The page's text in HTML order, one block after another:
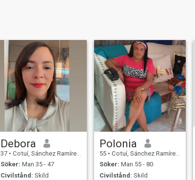
Debora
37 • Cotuí, Sánchez Ramírez, Dominikanska Rep.
Söker: Man 35 - 47
Civilstånd: Skild
Polonia
55 • Cotuí, Sánchez Ramírez, Dominikanska Rep.
Söker: Man 55 - 80
Civilstånd: Skild